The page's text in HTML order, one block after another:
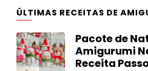
ÚLTIMAS RECEITAS DE
Pacote de
Amigurumi
Receita